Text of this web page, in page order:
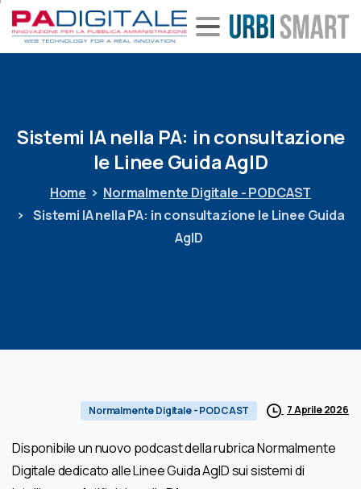
Sistemi IA nella PA: inconsultazione
le LineeGuidaAgID
Home
Normalmente Digitale - PODCAST
Sistemi IA nella PA: in consultazione le Linee Guida
AgID
Normalmente Digitale - PODCAST 7 Aprile 2026
Disponibile un nuovo podcast della rubrica Normalmente
Digitale dedicato alle Linee Guida AgID sui sistemi di